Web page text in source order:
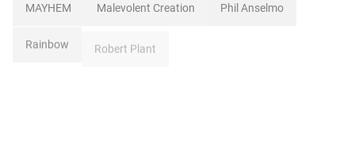
MAYHEM Malevolent Creation Phil Anselmo
Rainbow Robert Plant